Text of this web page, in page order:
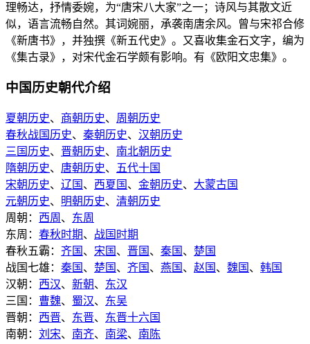
理畅达，抒情委婉，为“唐宋八大家”之一；诗风与其散文近
似，语言流畅自然。其词婉丽，承袭南唐余风。曾与宋祁合修
《新唐书》，并独撰《新五代史》。又喜收集金石文字，编为
《集古录》，对宋代金石学颇有影响。有《欧阳文忠集》。
中国历史朝代介绍
夏朝历史、 商朝历史、 周朝历史
春秋战国历史、 秦朝历史、 汉朝历史
三国历史、 晋朝历史、 南北朝历史
隋朝历史、 唐朝历史、
五代十国
宋朝历史、 辽国 、 西夏国 、 金朝历史、 大蒙古国
元朝历史、 明朝历史、 清朝历史
周朝： 西周 、 东周
东周： 春秋时期、 战国时期
春秋五霸： 齐国 、 宋国 、 晋国 、 秦国 、 楚国
战国七雄： 秦国 、 楚国 、 齐国 、 燕国 、 赵国 、 魏国 、 韩国
汉朝： 西汉、 新朝、 东汉
三国： 曹魏、 蜀汉、 东吴
晋朝： 西晋、 东晋、 东晋十六国
南朝： 刘宋、 南齐、 南梁、 南陈